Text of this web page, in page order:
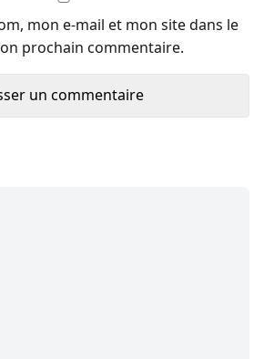
mon e-mail et mon site dans le
prochain commentaire.